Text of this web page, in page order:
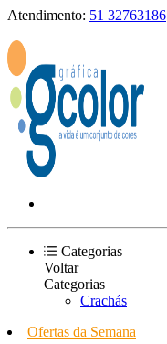
Atendimento: 51 32763186
Categorias
Voltar
Categorias
Crachás
Ofertas da Semana